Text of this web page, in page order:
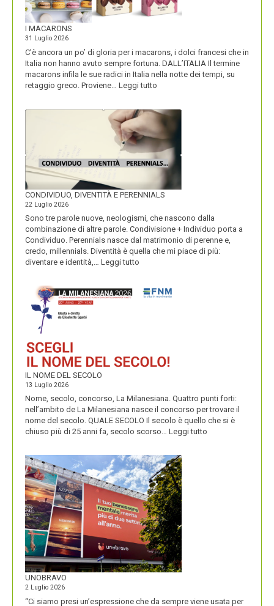
I MACARONS
31 Luglio 2026
C’è ancora un po’ di gloria per i macarons, i dolci francesi che in
Italia non hanno avuto sempre fortuna. DALL’ITALIA Il termine
macarons infila le sue radici in Italia nella notte dei tempi, su
retaggio greco. Proviene… Leggi tutto
CONDIVIDUO, DIVENTITÀ E PERENNIALS
22 Luglio 2026
Sono tre parole nuove, neologismi, che nascono dalla
combinazione di altre parole. Condivisione + Individuo porta a
Condividuo. Perennials nasce dal matrimonio di perenne e,
credo, millennials. Diventità è quella che mi piace di più:
diventare e identità,… Leggi tutto
E
IL NOME DEL SECOLO
13 Luglio 2026
Nome, secolo, concorso, La Milanesiana. Quattro punti forti:
nell’ambito de La Milanesiana nasce il concorso per trovare il
nome del secolo. QUALE SECOLO Il secolo è quello che si è
chiuso più di 25 anni fa, secolo scorso… Leggi tutto
UNOBRAVO
2 Luglio 2026
“Ci siamo presi un’espressione che da sempre viene usata per